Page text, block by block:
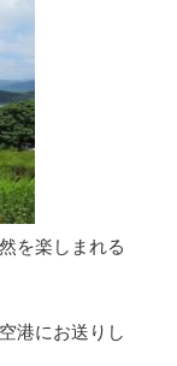
を楽しまれる
港にお送りし